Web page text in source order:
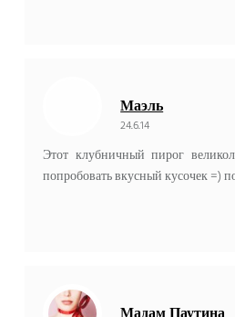
Маэль
24.6.14
Этот клубничный пирог
попробовать вкусный кусочек =)
Мадам Паутина